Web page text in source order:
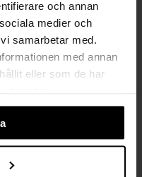
och annan
medier och
samarbetar med.
med annan
eller som de har
NYHETSBREV
SMIDIGT